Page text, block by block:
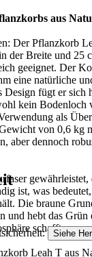
aus
Der Pflanzkorb
der Breite und 25
geeignet. Der
eine natürliche
Design fügt er sich
kein Bodenloch
als
von 0,6 kg
aber dennoch
gewährleistet,
ist, was
Die braune
und hebt das Grün
schafft.
Leah T aus
Siehe